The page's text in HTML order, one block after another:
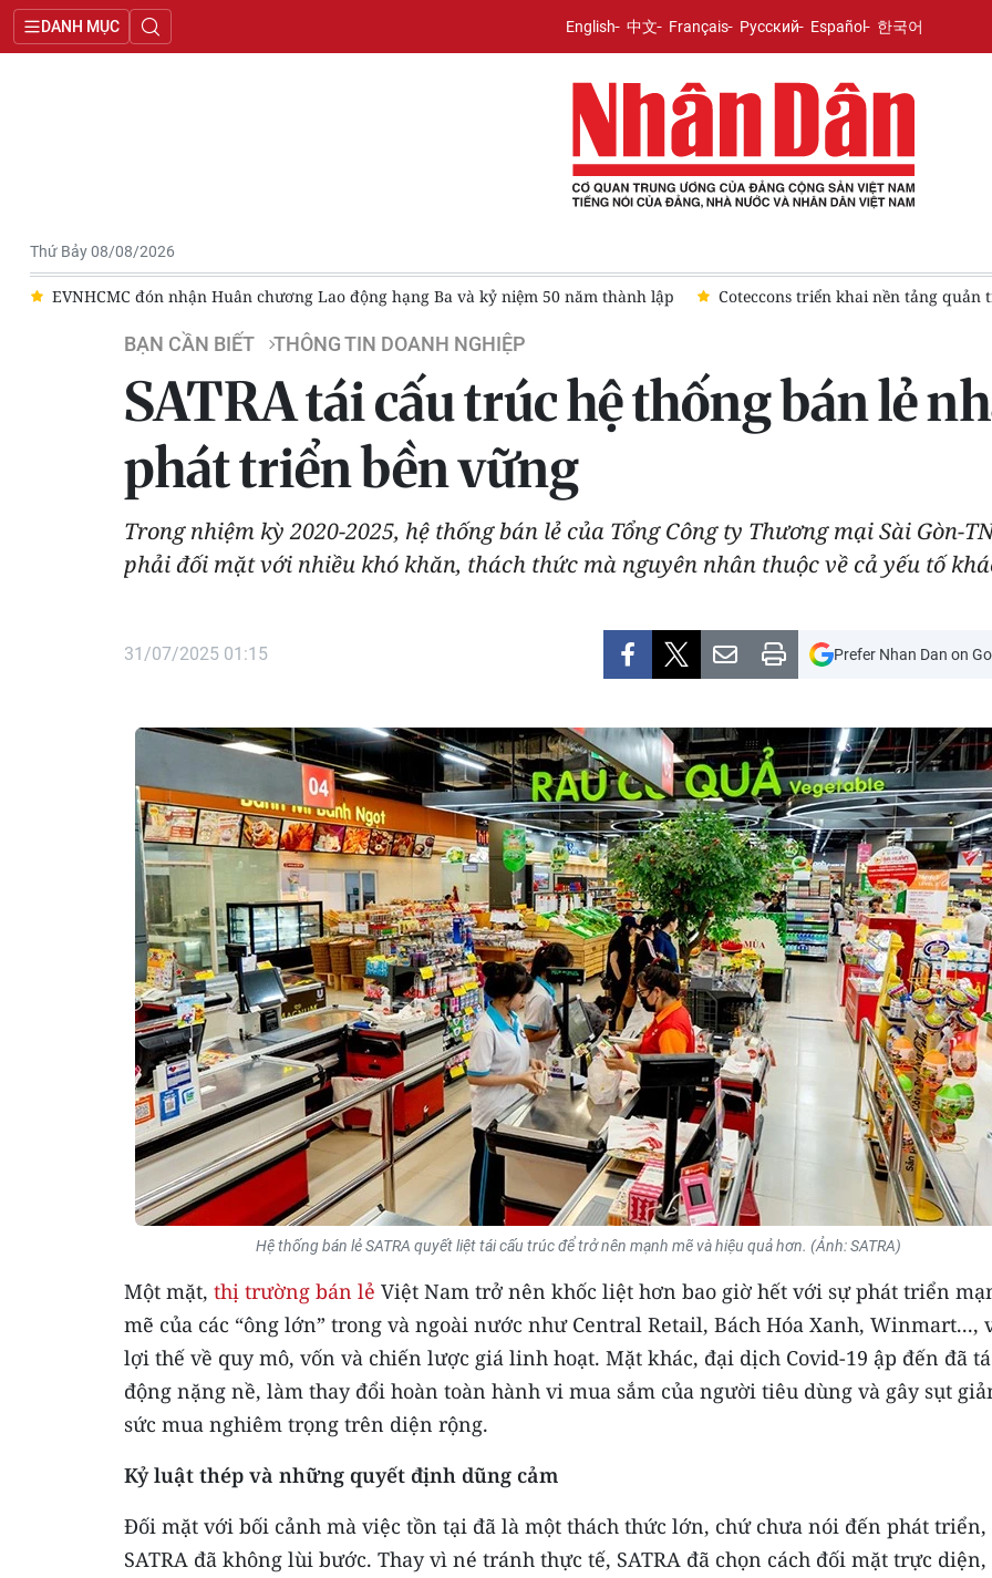
DANH MỤC English 中文 Français Русский Español 한국어
Thứ Bảy 08/08/2026
EVNHCMC đón nhận Huân chương Lao động hạng Ba và kỷ niệm 50 năm thành lập Coteccons triển khai nền tảng
BẠN CẦN BIẾT THÔNG TIN DOANH NGHIỆP
SATRA tái cấu trúc hệ thống bán lẻ
phát triển bền vững
Trong nhiệm kỳ 2020-2025, hệ thống bán lẻ của Tổng Công ty Thương mại Sài Gòn-
phải đối mặt với nhiều khó khăn, thách thức mà nguyên nhân thuộc về cả yếu tố
31/07/2025 01:15 Prefer Nhan Dan on
Hệ thống bán lẻ SATRA quyết liệt tái cấu trúc để trở nên mạnh mẽ và hiệu quả hơn. (Ảnh: SATRA)
Một mặt, thị trường bán lẻ Việt Nam trở nên khốc liệt hơn bao giờ hết với sự phát triển
mẽ của các “ông lớn” trong và ngoài nước như Central Retail, Bách Hóa Xanh, Winmart...,
lợi thế về quy mô, vốn và chiến lược giá linh hoạt. Mặt khác, đại dịch Covid-19 ập đến đã
động nặng nề, làm thay đổi hoàn toàn hành vi mua sắm của người tiêu dùng và gây sụt
sức mua nghiêm trọng trên diện rộng.
Kỷ luật thép và những quyết định dũng cảm
Đối mặt với bối cảnh mà việc tồn tại đã là một thách thức lớn, chứ chưa nói đến phát triển,
SATRA đã không lùi bước. Thay vì né tránh thực tế, SATRA đã chọn cách đối mặt trực diện,